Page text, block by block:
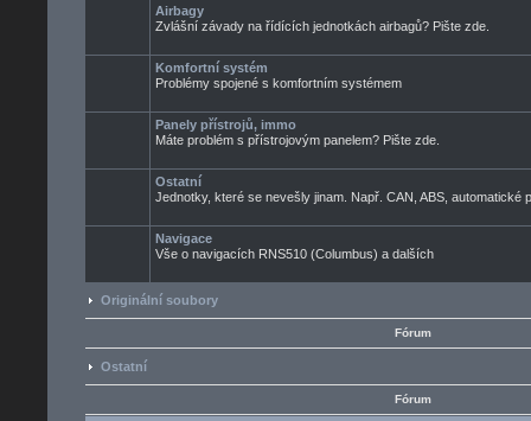
Airbagy
Zvlášní závady na řídících jednotkách airbagů? Pište zde.
Komfortní systém
Problémy spojené s komfortním systémem
Panely přístrojů, immo
Máte problém s přístrojovým panelem? Pište zde.
Ostatní
Jednotky, které se nevešly jinam. Např. CAN, ABS, automatické
Navigace
Vše o navigacích RNS510 (Columbus) a dalších
Originální soubory
Fórum
Ostatní
Fórum